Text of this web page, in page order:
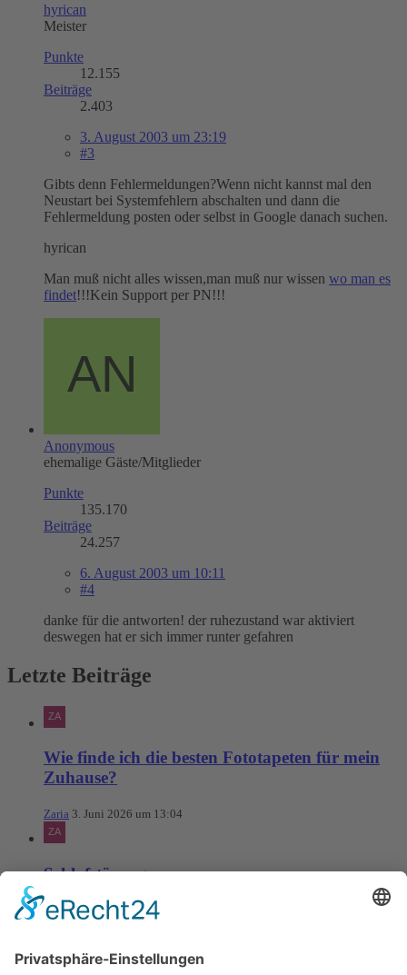
hyrican
Meister
Punkte
12.155
Beiträge
2.403
3. August 2003 um 23:19
#3
Gibts denn Fehlermeldungen?Wenn nicht kannst mal den
Neustart bei Systemfehlern abschalten und dann die
Fehlermeldung posten oder selbst in Google danach suchen.
hyrican
Man muß nicht alles wissen,man muß nur wissen wo man es
findet!!!Kein Support per PN!!!
Anonymous
ehemalige Gäste/Mitglieder
Punkte
135.170
Beiträge
24.257
6. August 2003 um 10:11
#4
danke für die antworten! der ruhezustand war aktiviert
deswegen hat er sich immer runter gefahren
Letzte Beiträge
Wie finde ich die besten Fototapeten für mein
Zuhause?
Zaria 3. Juni 2026 um 13:04
Schlafstörungen
Zaria 3. Juni 2026 um 13:03
Ms word to PDF